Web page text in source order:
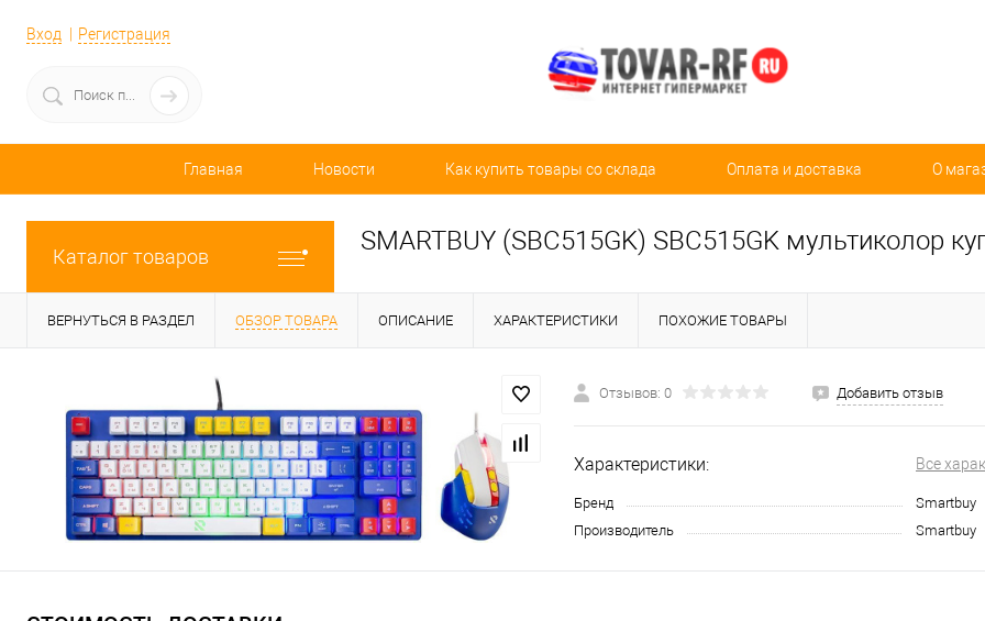
Вход Регистрация
Главная Новости Как купить товары со склада Оплата и доставка О
Каталог товаров
SMARTBUY (SBC515GK) SBC515GK мультиколор
ВЕРНУТЬСЯ В РАЗДЕЛ ОБЗОР ТОВАРА ОПИСАНИЕ ХАРАКТЕРИСТИКИ ПОХОЖИЕ ТОВАРЫ
Отзывов: 0 Добавить отзыв
Характеристики: Все
Бренд
Smartbuy
Производитель
Smartbuy